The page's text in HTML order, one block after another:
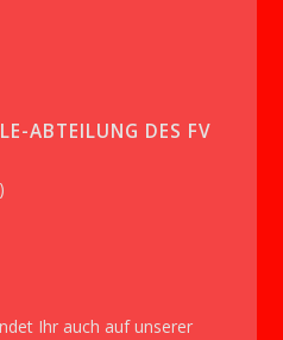
ABTEILUNG DES FV
Ihr auch auf unserer